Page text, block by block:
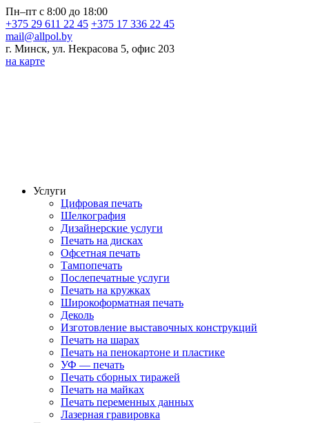
Пн–пт с 8:00 до 18:00
+375 29 611 22 45 +375 17 336 22 45
mail@allpol.by
г. Минск, ул. Некрасова 5, офис 203
на карте
Услуги
Цифровая печать
Шелкография
Дизайнерские услуги
Печать на дисках
Офсетная печать
Тампопечать
Послепечатные услуги
Печать на кружках
Широкоформатная печать
Деколь
Изготовление выставочных конструкций
Печать на шарах
Печать на пенокартоне и пластике
УФ — печать
Печать сборных тиражей
Печать на майках
Печать переменных данных
Лазерная гравировка